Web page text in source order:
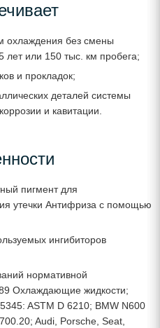
охлаждения без смены
или 150 тыс. км пробега;
и прокладок;
деталей системы
и кавитации.
пигмент для
утечки Антифриза с помощью
ингибиторов
нормативной
Охлаждающие жидкости;
ASTM D 6210; BMW N600
Audi, Porsche, Seat,